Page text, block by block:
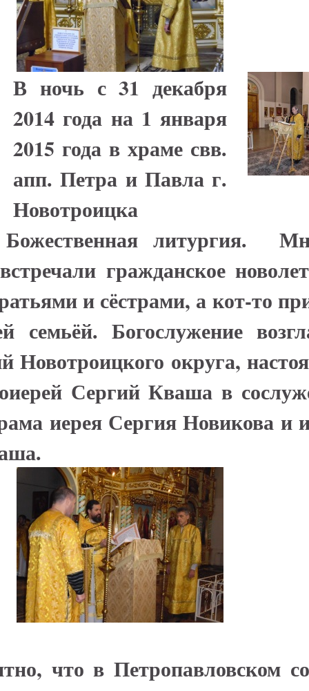
В ночь с 31 декабря
2014 года на 1 января
2015 года в храме свв.
апп. Петра и Павла г.
Новотроицка
Божественная литургия.
гражданское
и сёстрами, а кот-то
семьёй. Богослужение
Новотроицкого округа,
Сергий Кваша в
иерея Сергия Новикова и
что в Петропавловском